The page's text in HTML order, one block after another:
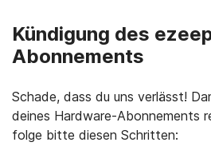
Kündigung des
Abonnements
Schade, dass du uns verlässt!
deines Hardware-Abonnements
folge bitte diesen Schritten: